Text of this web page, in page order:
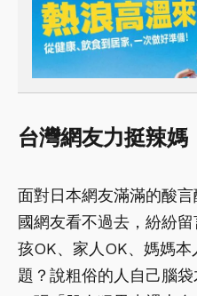
台灣網友力挺辣媽
面對日本網友滿滿的酸
國網友看不過去，紛紛
孩OK、家人OK、媽媽
題？說粗俗的人自己腦